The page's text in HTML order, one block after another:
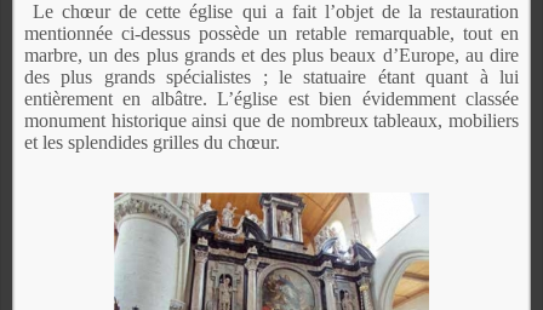
Le chœur de cette église qui a fait l’objet de la restauration
mentionnée ci-dessus possède un retable remarquable, tout en
marbre, un des plus grands et des plus beaux d’Europe, au dire
des plus grands spécialistes ; le statuaire étant quant à lui
entièrement en albâtre. L’église est bien évidemment classée
monument historique ainsi que de nombreux tableaux, mobiliers
et les splendides grilles du chœur.